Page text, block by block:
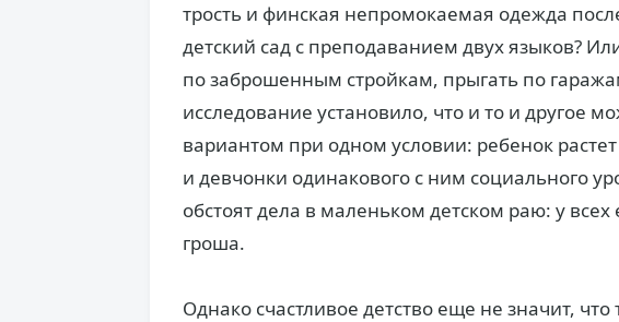
трость и финская непромокаемая одежда
детский сад с преподаванием двух языков?
по заброшенным стройкам, прыгать по
исследование установило, что и то и другое
вариантом при одном условии: ребенок
и девчонки одинакового с ним социального
обстоят дела в маленьком детском раю: у всех
гроша.
Однако счастливое детство еще не значит,